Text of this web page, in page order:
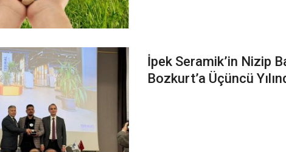
İpek Seramik’in Nizip
Bozkurt’a Üçüncü